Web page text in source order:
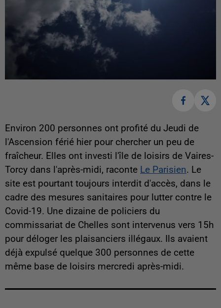
Environ 200 personnes ont profité du Jeudi de
l'Ascension férié hier pour chercher un peu de
fraîcheur. Elles ont investi l'île de loisirs de Vaires-
Torcy dans l'après-midi, raconte Le Parisien. Le
site est pourtant toujours interdit d'accès, dans le
cadre des mesures sanitaires pour lutter contre le
Covid-19. Une dizaine de policiers du
commissariat de Chelles sont intervenus vers 15h
pour déloger les plaisanciers illégaux. Ils avaient
déjà expulsé quelque 300 personnes de cette
même base de loisirs mercredi après-midi.